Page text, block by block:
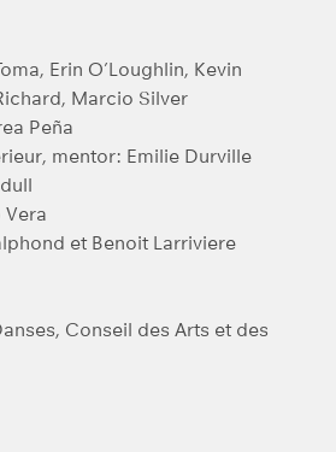
Erin O’Loughlin, Kevin
Marcio Silver
Peña
mentor: Emilie Durville
et Benoit Larriviere
Conseil des Arts et des